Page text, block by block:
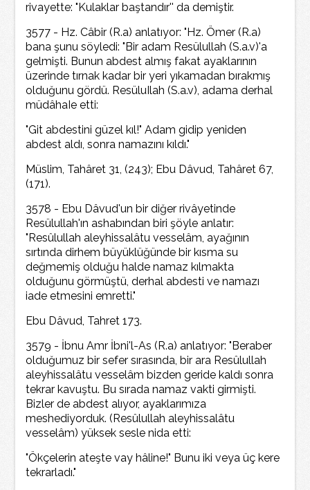
rivayette: "Kulaklar baştandır'' da demiştir.
3577 - Hz. Câbir (R.a) anlatıyor: "Hz. Ömer (R.a)
bana şunu söyledi: "Bir adam Resülullah (S.a.v)'a
gelmişti. Bunun abdest almış fakat ayaklarının
üzerinde tırnak kadar bir yeri yıkamadan bırakmış
olduğunu gördü. ResüluIlah (S.a.v), adama derhal
müdâhaIe etti:
"Git abdestini güzel kıl!" Adam gidip yeniden
abdest aldı, sonra namazını kıldı."
Müslim, Tahâret 31, (243); Ebu Dâvud, Tahâret 67,
(171).
3578 - Ebu Dâvud'un bir diğer rivâyetinde
Resülullah'ın ashabından biri şöyle anlatır:
"Resûlullah aleyhissalâtu vesselâm, ayağının
sırtında dirhem büyüklüğünde bir kısma su
değmemiş olduğu halde namaz kılmakta
olduğunu görmüştü, derhal abdesti ve namazı
iade etmesini emretti."
Ebu Dâvud, Tahret 173.
3579 - İbnu Amr İbni'l-As (R.a) anlatıyor: "Beraber
olduğumuz bir sefer sırasında, bir ara Resûlullah
aleyhissalâtu vesselâm bizden geride kaldı sonra
tekrar kavuştu. Bu sırada namaz vakti girmişti.
Bizler de abdest alıyor, ayaklarımıza
meshediyorduk. (Resûlullah aleyhissalâtu
vesselâm) yüksek sesle nida etti:
"Ökçelerin ateşte vay hâline!" Bunu iki veya üç kere
tekrarladı."